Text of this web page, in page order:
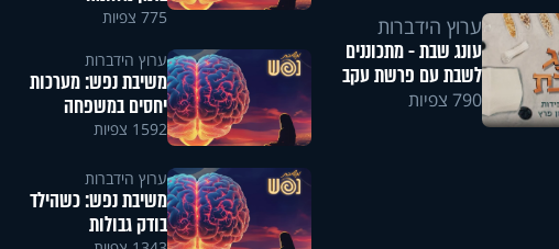
ערוץ הידברות
עונג שבת - מתכוננים
לשבת עם פרשת עקב
790 צפיות
775 צפיות
ערוץ הידברות
משיבת נפש: מערכות
יחסים במשפחה
1592 צפיות
ערוץ הידברות
משיבת נפש: כשהילד
בודק גבולות